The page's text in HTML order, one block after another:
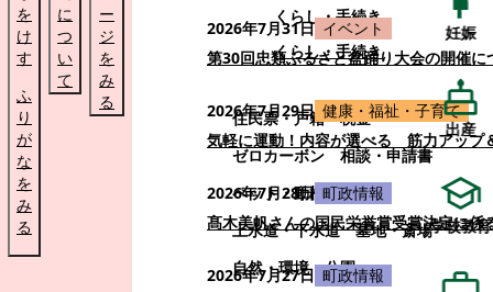
を
け
す
ふ
り
が
な
を
み
る
に
つ
い
て
ー
ジ
を
み
る
くらし・手続き
くらし・手続き
住民票・戸籍
税金
ゼロカーボン
相談・申請書
ペット・動植物
ごみ
上水道・下水道
墓地・斎場
自然・環境・公園
2026年7月31日 イベント
第30回忠類ふるさと盆踊り大会の開催に
2026年7月29日 健康・福祉・子育て
気軽に運動！内容が選べる 筋力アップ
2026年7月28日 町政情報
髙木美帆さんの国民栄誉賞受賞決定に係
2026年7月27日 町政情報
妊娠
出産
学校教育